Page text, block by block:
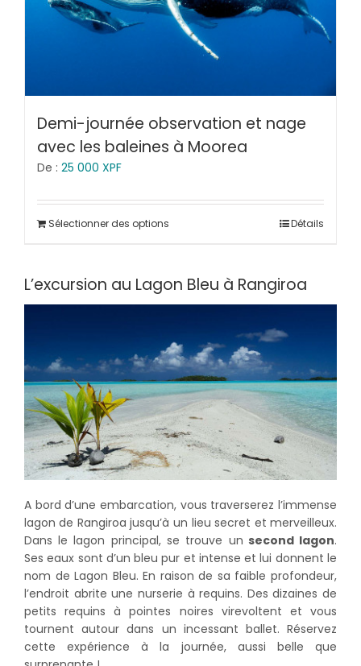
Demi-journée observation et nage
avec les baleines à Moorea
De : 25 000 XPF
Sélectionner des options Détails
L’excursion au Lagon Bleu à Rangiroa
A bord d’une embarcation, vous traverserez l’immense
lagon de Rangiroa jusqu’à un lieu secret et merveilleux.
Dans le lagon principal, se trouve un second lagon.
Ses eaux sont d’un bleu pur et intense et lui donnent le
nom de Lagon Bleu. En raison de sa faible profondeur,
l’endroit abrite une nurserie à requins. Des dizaines de
petits requins à pointes noires virevoltent et vous
tournent autour dans un incessant ballet. Réservez
cette expérience à la journée, aussi belle que